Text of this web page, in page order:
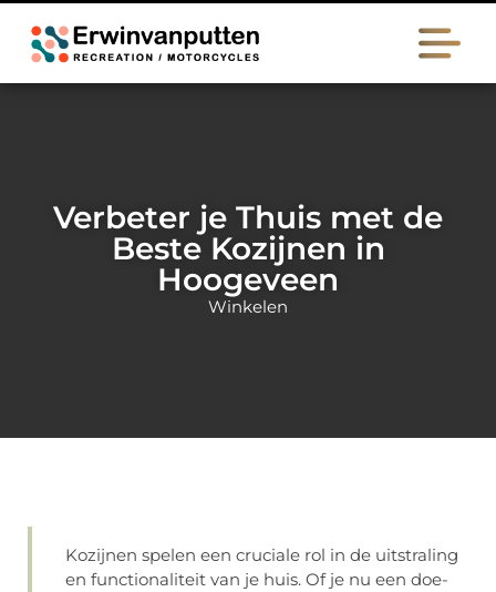
Verbeter je Thuis met de
Beste Kozijnen in
Hoogeveen
Winkelen
Kozijnen spelen een cruciale rol in de uitstraling
en functionaliteit van je huis. Of je nu een doe-